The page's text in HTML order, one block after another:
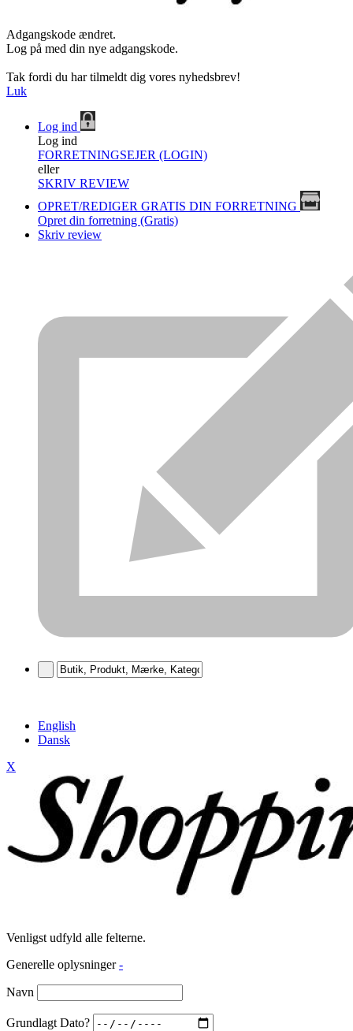
Adgangskode ændret.
Log på med din nye adgangskode.
Tak fordi du har tilmeldt dig vores nyhedsbrev!
Luk
Log ind
Log ind
FORRETNINGSEJER (LOGIN)
eller
SKRIV REVIEW
OPRET/REDIGER GRATIS DIN FORRETNING
Opret din forretning (Gratis)
Skriv review
English
Dansk
X
Venligst udfyld alle felterne.
Generelle oplysninger -
Navn
Grundlagt Dato?